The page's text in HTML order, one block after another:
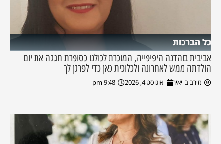
כל הברכות
אביבית בוהדנה היפיפייה, המוכרת לכולנו כסופרת חגגה את יום
הולדתה ממש לאחרונה ולכלוכית כאן כדי לפרגן לך
מירב בן יאיר אוגוסט 4, 2026 9:48 pm